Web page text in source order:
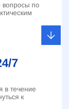
вопросы по
7
в течение
к